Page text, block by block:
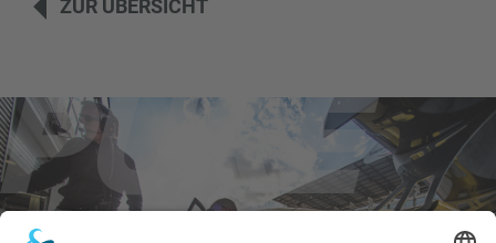
ZUR ÜBERSICHT